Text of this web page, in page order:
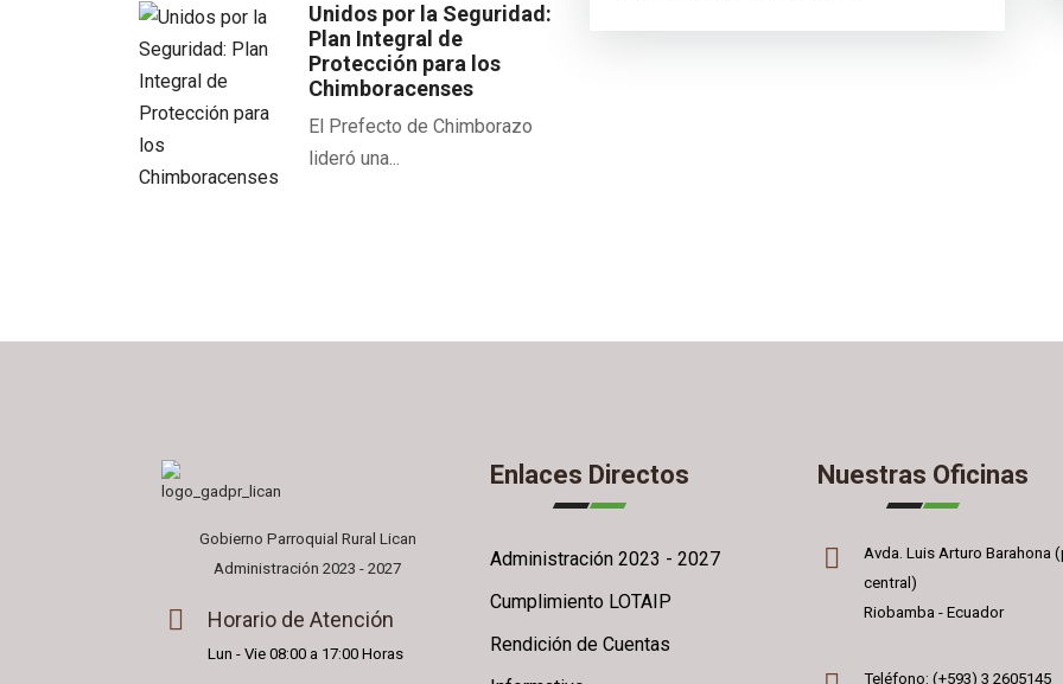
Unidos por la Seguridad:
Plan Integral de
Protección para los
Chimboracenses
El Prefecto de Chimborazo
lideró una...
Gobierno Parroquial Rural Lican
Administración 2023 - 2027
Horario de Atención
Lun - Vie 08:00 a 17:00 Horas
Enlaces Directos
Administración 2023 - 2027
Cumplimiento LOTAIP
Rendición de Cuentas
Nuestras Oficinas
Avda. Luis Arturo Barahona
central)
Riobamba - Ecuador
Teléfono: (+593) 3 2605145